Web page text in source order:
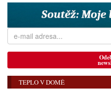
TEPLO V DOMĚ